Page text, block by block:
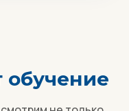
обучение